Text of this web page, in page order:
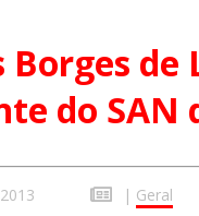
Borges de
do SAN
| Geral